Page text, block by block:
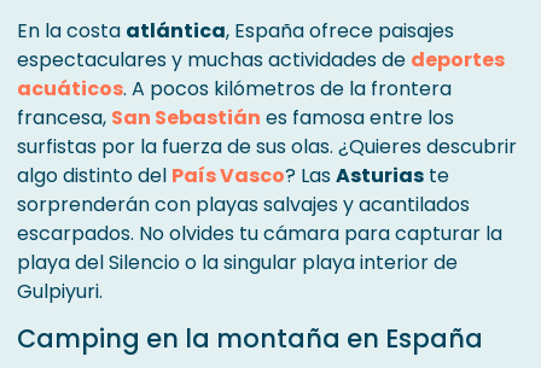
En la costa atlántica, España ofrece paisajes
espectaculares y muchas actividades de deportes
acuáticos. A pocos kilómetros de la frontera
francesa, San Sebastián es famosa entre los
surfistas por la fuerza de sus olas. ¿Quieres descubrir
algo distinto del País Vasco? LasAsturias te
sorprenderán con playas salvajes y acantilados
escarpados. No olvides tu cámara para capturar la
playa del Silencio o la singular playa interior de
Gulpiyuri.
Camping en la montaña en España